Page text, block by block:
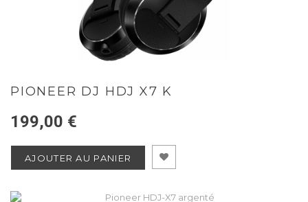
PIONEER DJ HDJ X7 K
199,00 €
AJOUTER AU PANIER